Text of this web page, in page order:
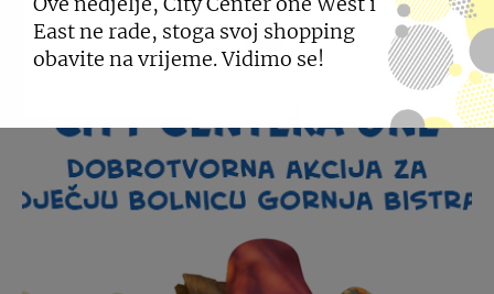
East ne rade, stoga svoj shopping
obavite na vrijeme. Vidimo se!